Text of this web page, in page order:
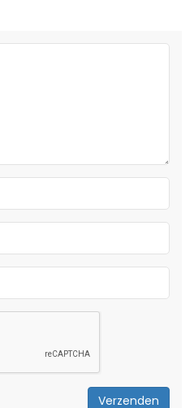
Verzenden